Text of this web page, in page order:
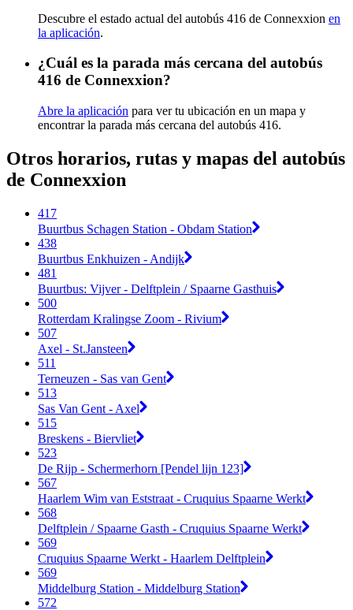
Descubre el estado actual del autobús 416 de Connexxion en
la aplicación.
¿Cuál es la parada más cercana del autobús
416 de Connexxion?
Abre la aplicación para ver tu ubicación en un mapa y
encontrar la parada más cercana del autobús 416.
Otros horarios, rutas y mapas del autobús
de Connexxion
417
Buurtbus Schagen Station - Obdam Station
438
Buurtbus Enkhuizen - Andijk
481
Buurtbus: Vijver - Delftplein / Spaarne Gasthuis
500
Rotterdam Kralingse Zoom - Rivium
507
Axel - St.Jansteen
511
Terneuzen - Sas van Gent
513
Sas Van Gent - Axel
515
Breskens - Biervliet
523
De Rijp - Schermerhorn [Pendel lijn 123]
567
Haarlem Wim van Eststraat - Cruquius Spaarne Werkt
568
Delftplein / Spaarne Gasth - Cruquius Spaarne Werkt
569
Cruquius Spaarne Werkt - Haarlem Delftplein
569
Middelburg Station - Middelburg Station
572